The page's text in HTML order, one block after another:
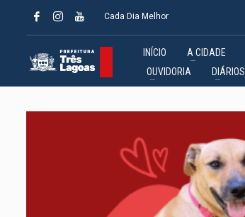
Cada Dia Melhor
INÍCIO A CIDADE
OUVIDORIA
DIÁRIOS